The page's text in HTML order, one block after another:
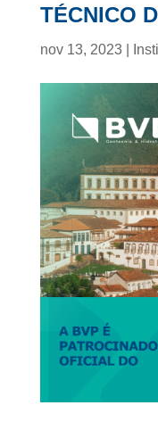
TÉCNICO
nov 13, 2023|